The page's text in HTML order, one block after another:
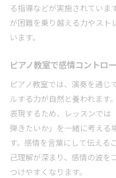
る指導などが実施されていま
が困難を乗り越える力やスト
います。
ピアノ教室で感情コントロ
ピアノ教室では、演奏を通じ
ルする力が自然と養われます
表現するため、レッスンでは
弾きたいか」を一緒に考える
す。感情を言葉にして伝える
己理解が深まり、感情の波を
つけやすくなります。